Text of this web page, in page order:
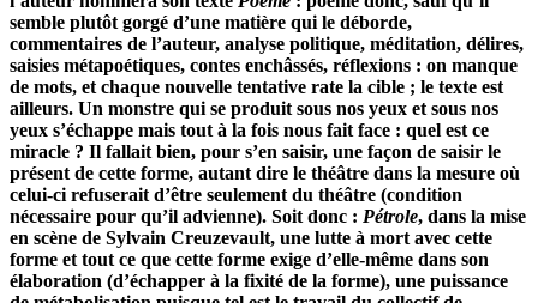
semble plutôt gorgé d’une matière qui le déborde,
commentaires de l’auteur, analyse politique, méditation, délires,
saisies métapoétiques, contes enchâssés, réflexions : on manque
de mots, et chaque nouvelle tentative rate la cible ; le texte est
ailleurs. Un monstre qui se produit sous nos yeux et sous nos
yeux s’échappe mais tout à la fois nous fait face : quel est ce
miracle ? Il fallait bien, pour s’en saisir, une façon de saisir le
présent de cette forme, autant dire le théâtre dans la mesure où
celui-ci refuserait d’être seulement du théâtre (condition
nécessaire pour qu’il advienne). Soit donc : Pétrole, dans la mise
en scène de Sylvain Creuzevault, une lutte à mort avec cette
forme et tout ce que cette forme exige d’elle-même dans son
élaboration (d’échapper à la fixité de la forme), une puissance